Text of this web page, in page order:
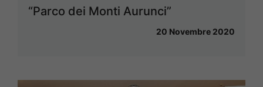
“Parco dei Monti Aurunci”
20 Novembre 2020